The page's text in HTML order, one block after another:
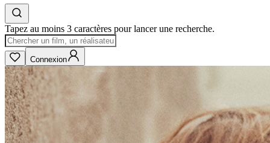
Tapez au moins 3 caractères pour lancer une recherche.
Connexion